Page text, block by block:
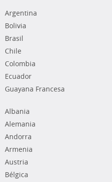
Argentina
Bolivia
Brasil
Chile
Colombia
Ecuador
Guayana Francesa
Albania
Alemania
Andorra
Armenia
Austria
Bélgica